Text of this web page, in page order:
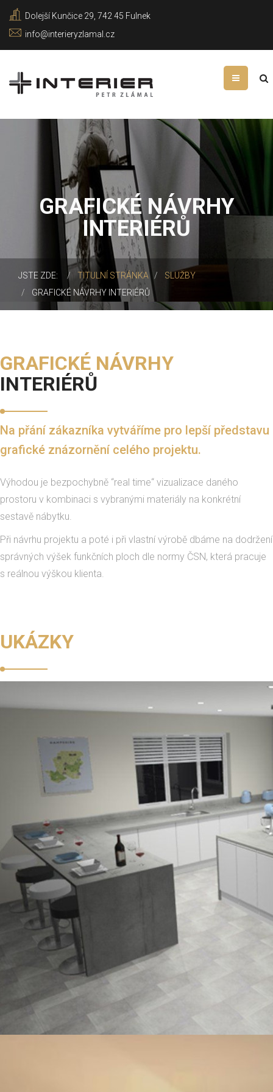
Dolejší Kunčice 29, 742 45 Fulnek
info@interieryzlamal.cz
GRAFICKÉ NÁVRHY
INTERIÉRŮ
JSTE ZDE: TITULNÍ STRÁNKA
SLUŽBY
GRAFICKÉ NÁVRHY INTERIÉRŮ
GRAFICKÉ NÁVRHY
INTERIÉRŮ
Na přání zákazníka vytváříme pro lepší představu
grafické znázornění celého projektu.
Výhodou je bezpochybně “real time“ vizualizace daného
prostoru v kombinaci s vybranými materiály na konkrétní
sestavě nábytku.
Při návrhu projektu a poté i při vlastní výrobě dbáme na dodržení
správných výšek funkčních ploch dle normy ČSN, která pracuje
s reálnou výškou klienta.
UKÁZKY